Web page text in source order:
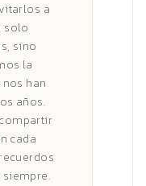
a
solo
sino
la
han
años.
cada